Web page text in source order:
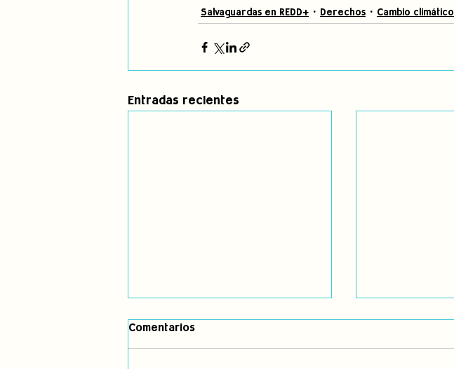
Salvaguardas en REDD+ Derechos Cambio climático
Entradas recientes
Comentarios